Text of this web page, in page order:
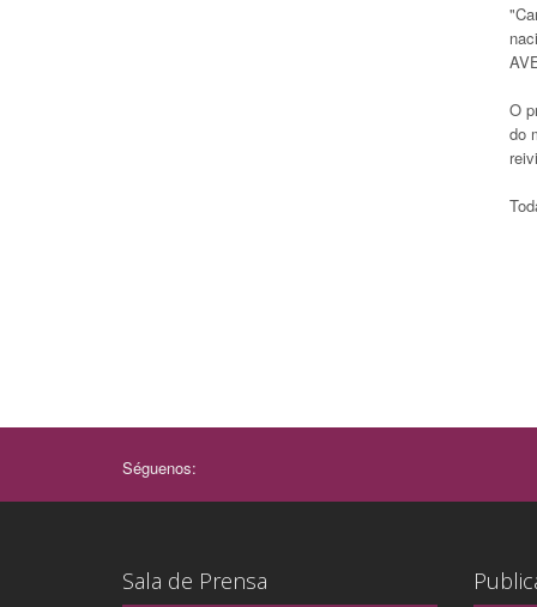
O
do
Séguenos:
Sala de Prensa